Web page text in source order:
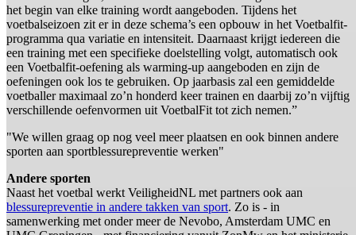
het begin van elke training wordt aangeboden. Tijdens het
voetbalseizoen zit er in deze schema’s een opbouw in het Voetbalfit-
programma qua variatie en intensiteit. Daarnaast krijgt iedereen die
een training met een specifieke doelstelling volgt, automatisch ook
een Voetbalfit-oefening als warming-up aangeboden en zijn de
oefeningen ook los te gebruiken. Op jaarbasis zal een gemiddelde
voetballer maximaal zo’n honderd keer trainen en daarbij zo’n vijftig
verschillende oefenvormen uit VoetbalFit tot zich nemen.”
"We willen graag op nog veel meer plaatsen en ook binnen andere
sporten aan sportblessurepreventie werken"
Andere sporten
Naast het voetbal werkt VeiligheidNL met partners ook aan
blessurepreventie in andere takken van sport. Zo is - in
samenwerking met onder meer de Nevobo, Amsterdam UMC en